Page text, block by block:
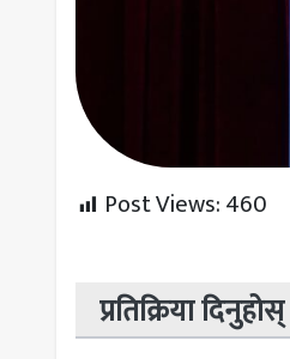
Post Views:460
प्रतिक्रिया दिनुहोस्